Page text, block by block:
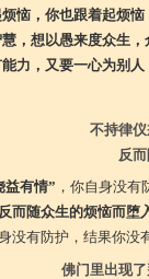
恼，你也跟着起烦
，想以愚来度众生
能力，又要一心为别
不持律
反
益有情” ，你自身没
而随众生的烦恼而堕
没有防护，结果你没
佛门里出现